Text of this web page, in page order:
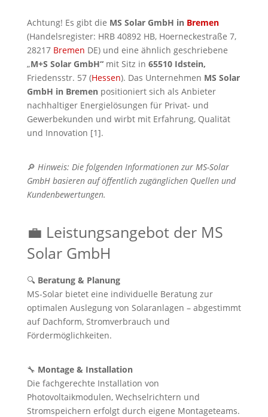
Achtung! Es gibt die MS Solar GmbH in Bremen
(Handelsregister: HRB 40892 HB, Hoerneckestraße 7,
28217 Bremen DE) und eine ähnlich geschriebene
„M+S Solar GmbH“mit Sitz in 65510 Idstein,
Friedensstr. 57 (Hessen). Das Unternehmen MS Solar
GmbH in Bremen positioniert sich als Anbieter
nachhaltiger Energielösungen für Privat- und
Gewerbekunden und wirbt mit Erfahrung, Qualität
und Innovation [1].
🔎 Hinweis: Die folgenden Informationen zur MS-Solar
GmbH basieren auf öffentlich zugänglichen Quellen und
Kundenbewertungen.
💼 Leistungsangebot der MS
Solar GmbH
🔍 Beratung & Planung
MS-Solar bietet eine individuelle Beratung zur
optimalen Auslegung von Solaranlagen – abgestimmt
auf Dachform, Stromverbrauch und
Fördermöglichkeiten.
🔧 Montage & Installation
Die fachgerechte Installation von
Photovoltaikmodulen, Wechselrichtern und
Stromspeichern erfolgt durch eigene Montageteams.